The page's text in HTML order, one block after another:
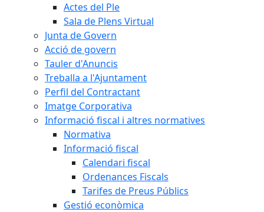
Actes del Ple
Sala de Plens Virtual
Junta de Govern
Acció de govern
Tauler d'Anuncis
Treballa a l'Ajuntament
Perfil del Contractant
Imatge Corporativa
Informació fiscal i altres normatives
Normativa
Informació fiscal
Calendari fiscal
Ordenances Fiscals
Tarifes de Preus Públics
Gestió econòmica